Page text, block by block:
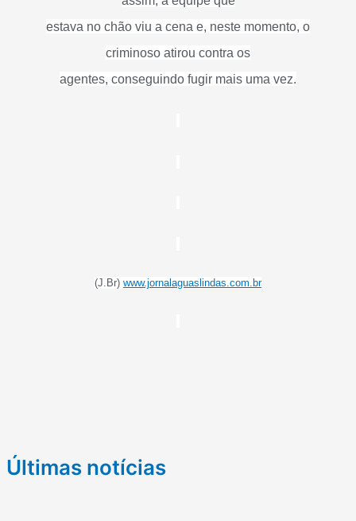
estava no chão viu a cena e, neste momento, o
criminoso atirou contra os
agentes, conseguindo fugir mais uma vez.
(J.Br) www.jornalaguaslindas.com.br
Últimas notícias